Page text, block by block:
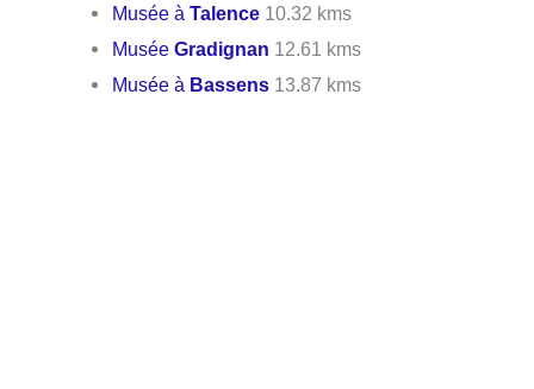
Musée àTalence 10.32 kms
MuséeGradignan 12.61 kms
Musée à Bassens 13.87 kms